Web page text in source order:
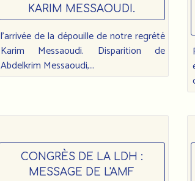
KARIM MESSAOUDI.
l’arrivée de la dépouille de notre regrété
Karim Messaoudi. Disparition de
Abdelkrim Messaoudi,...
CONGRÈS DE LA LDH :
MESSAGE DE L'AMF